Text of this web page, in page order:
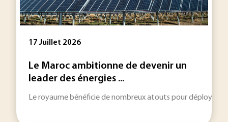
17 Juillet 2026
Le Maroc ambitionne de devenir un
leader des énergies ...
Le royaume bénéficie de nombreux atouts pour déployer